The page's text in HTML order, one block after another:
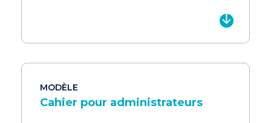
MODÈLE
Cahier pour administrateurs